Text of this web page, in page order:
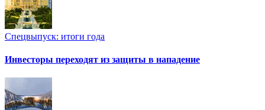
Спецвыпуск: итоги года
Инвесторы переходят из защиты в нападение